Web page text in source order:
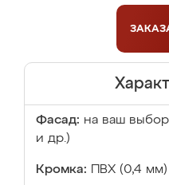
Фасад: на ваш
и др.)
Кромка: ПВХ (0,4 мм)